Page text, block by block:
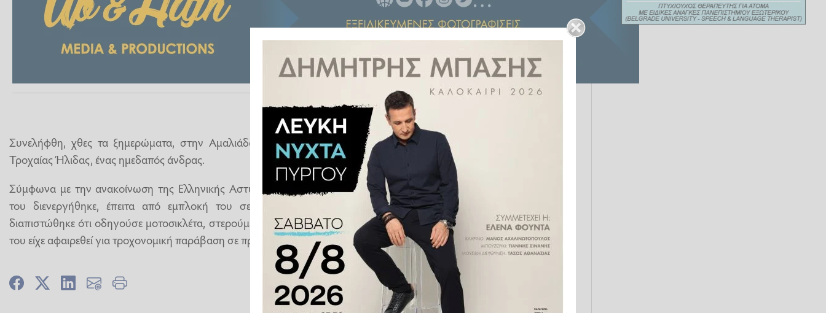
Συνελήφθη, χθες τα ξημερώματα, στην Αμαλιάδα, από αστυνομικούς του Τμήματος
Τροχαίας Ήλιδας, ένας ημεδαπός άνδρας.
Σύμφωνα με την ανακοίνωση της Ελληνικής Αστυνομίας, σε τροχονομικό έλεγχο που
του διενεργήθηκε, έπειτα από εμπλοκή του σε τροχαίο ατύχημα υλικών ζημιών,
διαπιστώθηκε ότι οδηγούσε μοτοσικλέτα, στερούμενος πινακίδας κυκλοφορίας, η οποία
του είχε αφαιρεθεί για τροχονομική παράβαση σε προγενέστερο χρόνο.